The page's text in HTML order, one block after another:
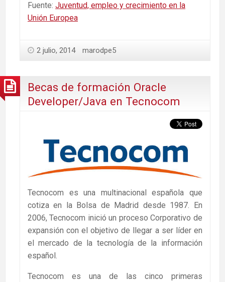
Fuente: Juventud, empleo y crecimiento en la
Unión Europea
2 julio, 2014 marodpe5
Becas de formación Oracle
Developer/Java en Tecnocom
Tecnocom es una multinacional española que
cotiza en la Bolsa de Madrid desde 1987. En
2006, Tecnocom inició un proceso Corporativo de
expansión con el objetivo de llegar a ser líder en
el mercado de la tecnología de la información
español.
Tecnocom es una de las cinco primeras